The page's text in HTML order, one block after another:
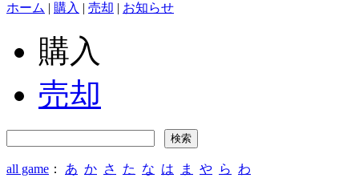
ホーム | 購入 | 売却 | お知らせ
購入
売却
all game ： あ か さ た な は ま や ら わ